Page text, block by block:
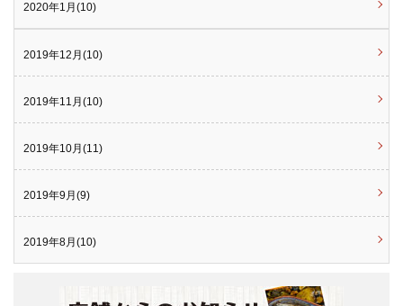
2020年1月(10)
2019年12月(10)
2019年11月(10)
2019年10月(11)
2019年9月(9)
2019年8月(10)